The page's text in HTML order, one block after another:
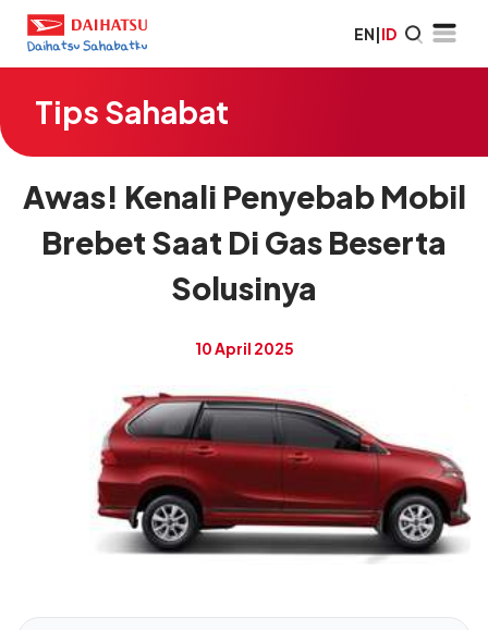
EN|ID
Tips Sahabat
Awas! Kenali Penyebab Mobil
Brebet Saat Di Gas Beserta
Solusinya
10 April 2025